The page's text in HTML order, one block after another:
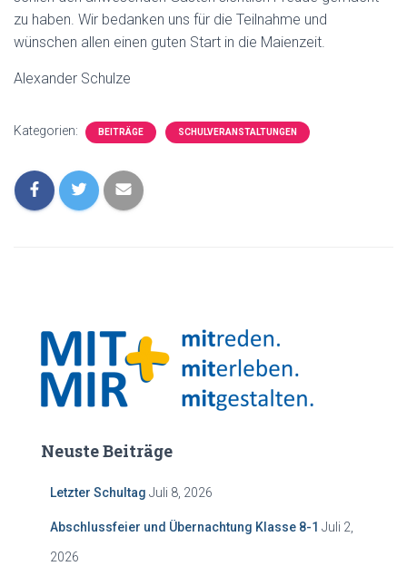
zu haben. Wir bedanken uns für die Teilnahme und
wünschen allen einen guten Start in die Maienzeit.
Alexander Schulze
Kategorien: BEITRÄGE SCHULVERANSTALTUNGEN
Neuste Beiträge
Letzter Schultag Juli 8, 2026
Abschlussfeier und Übernachtung Klasse 8-1 Juli 2,
2026